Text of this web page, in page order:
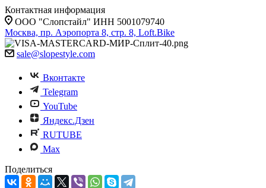
Контактная информация
ООО "Слопстайл" ИНН 5001079740
Москва, пр. Аэропорта 8, стр. 8, Loft.Bike
sale@slopestyle.com
Вконтакте
Telegram
YouTube
Яндекс.Дзен
RUTUBE
Max
Поделиться